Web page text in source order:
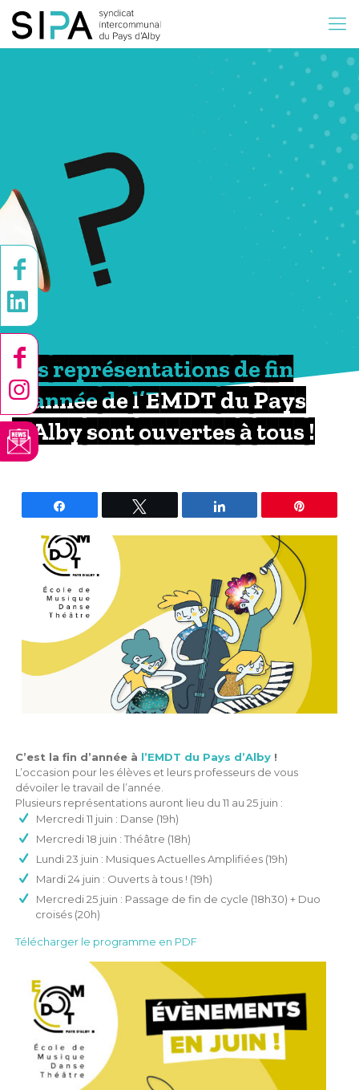
Les représentations de fin
d’année de l’EMDT du Pays
d’Alby sont ouvertes à tous !
C’est la fin d’année à l’EMDT du Pays d’Alby !
L’occasion pour les élèves et leurs professeurs de vous
dévoiler le travail de l’année.
Plusieurs représentations auront lieu du 11 au 25 juin :
Mercredi 11 juin : Danse (19h)
Mercredi 18 juin : Théâtre (18h)
Lundi 23 juin : Musiques Actuelles Amplifiées (19h)
Mardi 24 juin : Ouverts à tous ! (19h)
Mercredi 25 juin : Passage de fin de cycle (18h30) + Duo
croisés (20h)
Télécharger le programme en PDF